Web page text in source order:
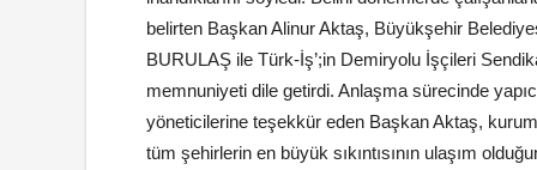
belirten Başkan Alinur Aktaş, Büyükşehir
BURULAŞ ile Türk-İş’;in Demiryolu İşçileri
memnuniyeti dile getirdi. Anlaşma sürecinde
yöneticilerine teşekkür eden Başkan Aktaş,
tüm şehirlerin en büyük sıkıntısının ulaşım